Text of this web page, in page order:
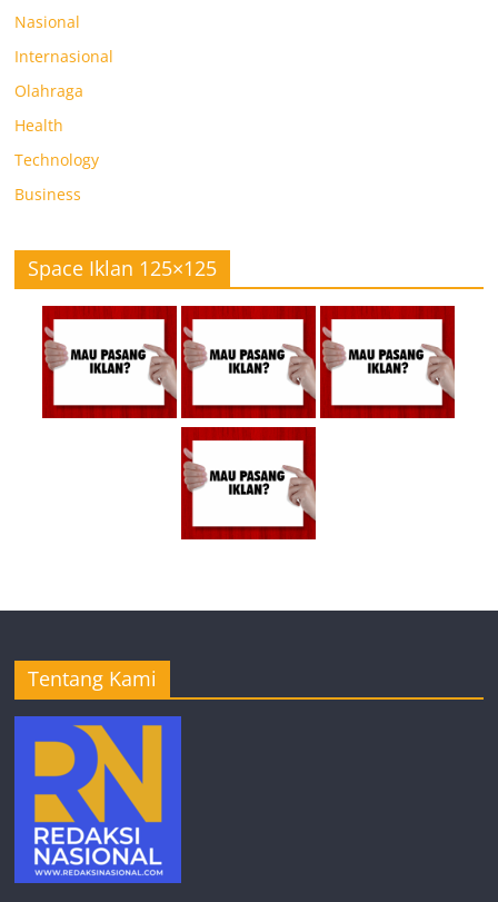
Nasional
Internasional
Olahraga
Health
Technology
Business
Space Iklan 125×125
Tentang Kami